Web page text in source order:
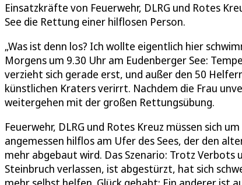
Einsatzkräfte von Feuerwehr, DLRG und Rotes
See die Rettung einer hilflosen Person.
„Was ist denn los? Ich wollte eigentlich hier
Morgens um 9.30 Uhr am Eudenberger See:
verzieht sich gerade erst, und außer den 50
künstlichen Kraters verirrt. Nachdem die Frau
weitergehen mit der großen Rettungsübung.
Feuerwehr, DLRG und Rotes Kreuz müssen sich
angemessen hilflos am Ufer des Sees, der den
mehr abgebaut wird. Das Szenario: Trotz Verbots
Steinbruch verlassen, ist abgestürzt, hat sich